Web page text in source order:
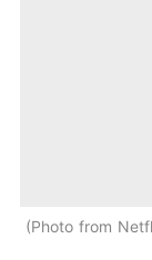
Photo from